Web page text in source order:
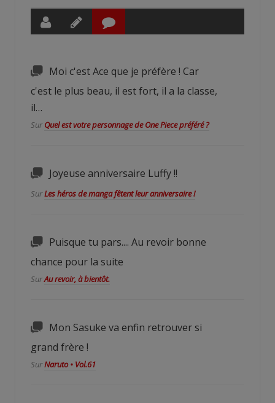
Moi c'est Ace que je préfère ! Car
c'est le plus beau, il est fort, il a la classe,
il…
Sur Quel est votre personnage de One Piece préféré ?
Joyeuse anniversaire Luffy !!
SurLes héros de manga fêtent leur anniversaire !
Puisque tu pars.... Au revoir bonne
chance pour la suite
SurAu revoir, à bientôt.
Mon Sasuke va enfin retrouver si
grand frère !
SurNaruto • Vol.61